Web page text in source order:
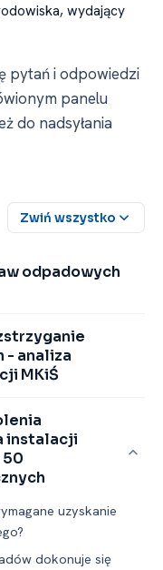
wydający
pytań i odpowiedzi
panelu
do nadsyłania
Zwiń wszystko
odpadowych
-⁠ analiza
MKiŚ
instalacji
50
uzyskanie
dokonuje się